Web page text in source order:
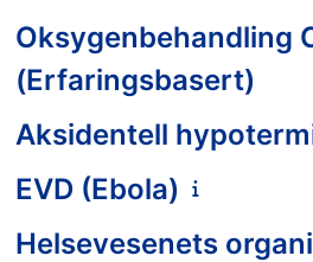
Oksygenbehandling
(Erfaringsbasert)
Aksidentell
EVD (Ebola)
Helsevesenets